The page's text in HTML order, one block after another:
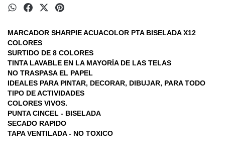
MARCADOR SHARPIE ACUACOLOR PTA BISELADA X12
COLORES
SURTIDO DE 8 COLORES
TINTA LAVABLE EN LA MAYORÍA DE LAS TELAS
NO TRASPASA EL PAPEL
IDEALES PARA PINTAR, DECORAR, DIBUJAR, PARA TODO
TIPO DE ACTIVIDADES
COLORES VIVOS.
PUNTA CINCEL - BISELADA
SECADO RAPIDO
TAPA VENTILADA - NO TOXICO